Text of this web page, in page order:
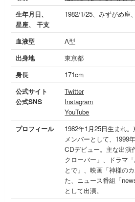
生年月日、
星座、 干支
1982/1/25、みずがめ座
血液型
A型
出身地
東京都
身長
171cm
公式サイト
公式SNS
Twitter
Instagram
YouTube
プロフィール
1982年1月25日生まれ
メンバーとして、1999
CDデビュー。主な出演
クローバー」、ドラマ
とで」、映画「神様の
た、ニュース番組「
として出演。